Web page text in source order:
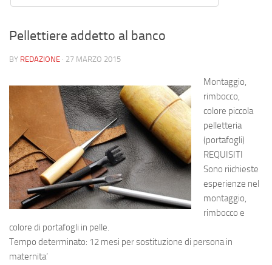
Pellettiere addetto al banco
BY REDAZIONE · 27 MARZO 2015
Montaggio,
rimbocco,
colore piccola
pelletteria
(portafogli)
REQUISITI
Sono riichieste
esperienze nel
montaggio,
rimbocco e
colore di portafogli in pelle.
Tempo determinato: 12 mesi per sostituzione di persona in
maternita’